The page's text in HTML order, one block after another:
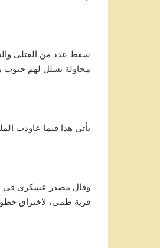
محاولة تسلل لهم جنوب
يأتي هذا فيما عاودت
وقال مصدر عسكري في
قرية ظمي، لاختراق